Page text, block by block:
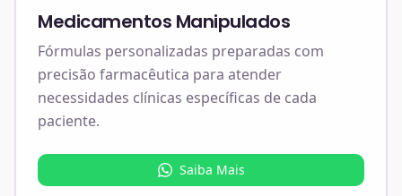
Medicamentos Manipulados
Fórmulas personalizadas preparadas com
precisão farmacêutica para atender
necessidades clínicas específicas de cada
paciente.
Saiba Mais